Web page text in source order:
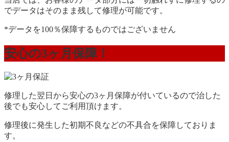
でデータはそのまま残して修理が可能です。
*データを100％保障するものではございません
安心の3ヶ月保障！
修理した翌日から安心の3ヶ月保障が付いているので治した
後でも安心してご利用頂けます。
修理後に発生した初期不良などの不具合を保障しておりま
す。